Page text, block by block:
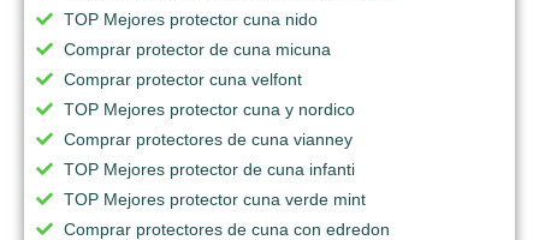
TOP Mejores protector cuna nido
Comprar protector de cuna micuna
Comprar protector cuna velfont
TOP Mejores protector cuna y nordico
Comprar protectores de cuna vianney
TOP Mejores protector de cuna infanti
TOP Mejores protector cuna verde mint
Comprar protectores de cuna con edredon